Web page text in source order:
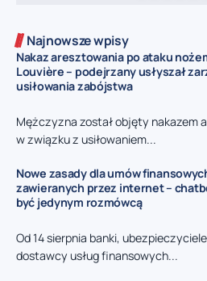
Najnowsze wpisy
Nakaz aresztowania po ataku
Louvière – podejrzany usłyszał
usiłowania zabójstwa
Mężczyzna został objęty nakazem
w związku z usiłowaniem...
Nowe zasady dla umów
zawieranych przez internet –
być jedynym rozmówcą
Od 14 sierpnia banki,
dostawcy usług finansowych...